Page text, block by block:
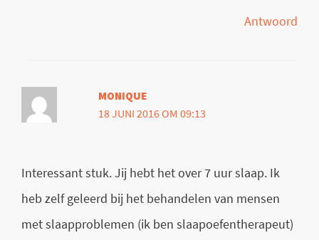
Antwoord
MONIQUE
18 JUNI 2016 OM 09:13
Interessant stuk. Jij hebt het over 7 uur slaap. Ik
heb zelf geleerd bij het behandelen van mensen
met slaapproblemen (ik ben slaapoefentherapeut)